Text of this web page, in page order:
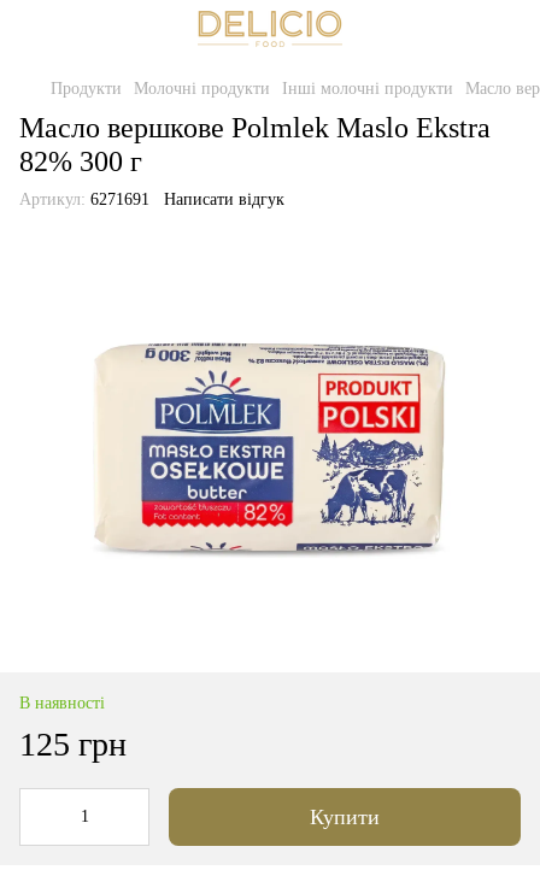
Продукти Молочні продукти Інші молочні продукти Масло
Масло вершкове Polmlek Maslo Ekstra
82% 300 г
Артикул: 6271691 Написати відгук
В наявності
125 грн
Купити